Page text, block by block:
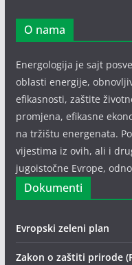
O nama
Energologija je sajt
oblasti energije,
efikasnosti, zaštite
promjena, efikasne
na tržištu energenata.
vijestima iz ovih, ali i
jugoistočne Evrope,
Dokumenti
Evropski zeleni plan
Zakon o zaštiti prirode